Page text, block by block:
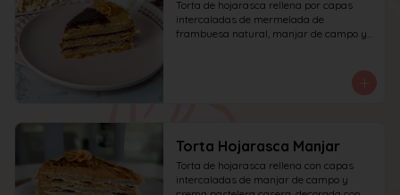
Torta de hojarasca rellena por capas
intercaladas de mermelada de
frambuesa natural, manjar de campo y
Torta Hojarasca Manjar
Torta de hojarasca rellena con capas
intercaladas de manjar de campo y